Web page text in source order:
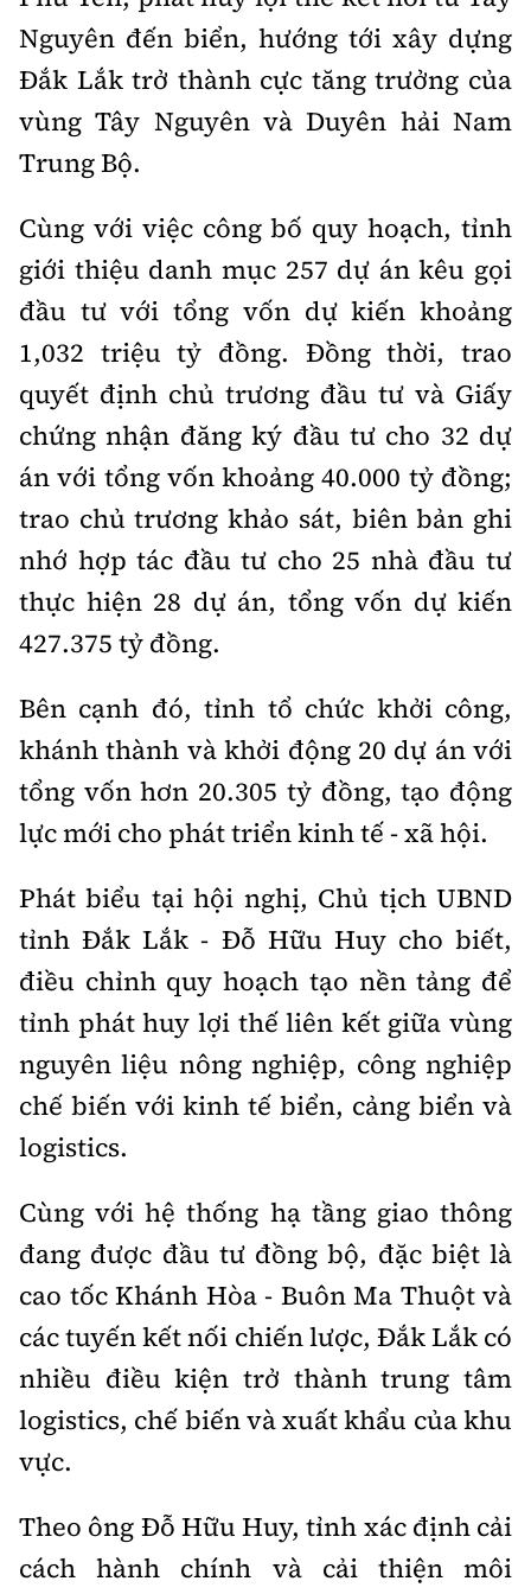
Nguyên đến biển, hướng tới xây dựng
Đắk Lắk trở thành cực tăng trưởng của
vùng Tây Nguyên và Duyên hải Nam
Trung Bộ.
Cùng với việc công bố quy hoạch, tỉnh
giới thiệu danh mục 257 dự án kêu gọi
đầu tư với tổng vốn dự kiến khoảng
1,032 triệu tỷ đồng. Đồng thời, trao
quyết định chủ trương đầu tư và Giấy
chứng nhận đăng ký đầu tư cho 32 dự
án với tổng vốn khoảng 40.000 tỷ đồng;
trao chủ trương khảo sát, biên bản ghi
nhớ hợp tác đầu tư cho 25 nhà đầu tư
thực hiện 28 dự án, tổng vốn dự kiến
427.375 tỷ đồng.
Bên cạnh đó, tỉnh tổ chức khởi công,
khánh thành và khởi động 20 dự án với
tổng vốn hơn 20.305 tỷ đồng, tạo động
lực mới cho phát triển kinh tế - xã hội.
Phát biểu tại hội nghị, Chủ tịch UBND
tỉnh Đắk Lắk - Đỗ Hữu Huy cho biết,
điều chỉnh quy hoạch tạo nền tảng để
tỉnh phát huy lợi thế liên kết giữa vùng
nguyên liệu nông nghiệp, công nghiệp
chế biến với kinh tế biển, cảng biển và
logistics.
Cùng với hệ thống hạ tầng giao thông
đang được đầu tư đồng bộ, đặc biệt là
cao tốc Khánh Hòa - Buôn Ma Thuột và
các tuyến kết nối chiến lược, Đắk Lắk có
nhiều điều kiện trở thành trung tâm
logistics, chế biến và xuất khẩu của khu
vực.
Theo ông Đỗ Hữu Huy, tỉnh xác định cải
cách hành chính và cải thiện môi